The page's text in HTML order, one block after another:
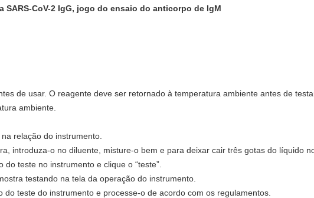
CoV-2 IgG, jogo do ensaio do anticorpo de IgM
de usar. O reagente deve ser retornado à temperatura ambiente antes de
ambiente.
relação do instrumento.
introduza-o no diluente, misture-o bem e para deixar cair três gotas do líquido
teste no instrumento e clique o “teste”.
testando na tela da operação do instrumento.
teste do instrumento e processe-o de acordo com os regulamentos.